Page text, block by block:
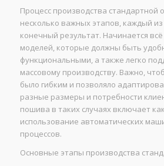
Процесс производства
несколько важных этапов, каждый
конечный результат. Начинается
моделей, которые должны быть
функциональными, а также легко
массовому производству. Важно,
было гибким и позволяло
разные размеры и потребности
пошива в таких случаях включает
использование автоматических
процессов.
Основные этапы производства